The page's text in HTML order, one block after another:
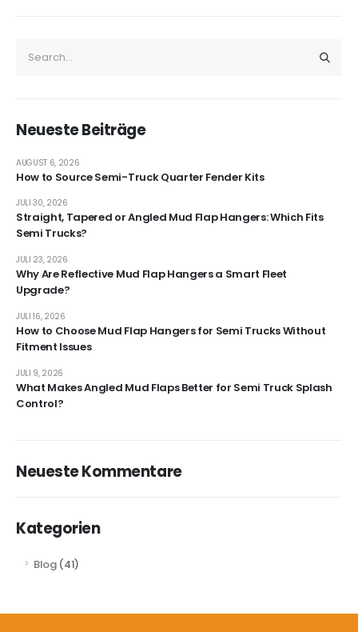
Neueste Beiträge
How to Source Semi-Truck Quarter Fender Kits
AUGUST 6, 2026
Straight, Tapered or Angled Mud Flap Hangers: Which Fits
Semi Trucks?
JULI 30, 2026
Why Are Reflective Mud Flap Hangers a Smart Fleet
Upgrade?
JULI 23, 2026
How to Choose Mud Flap Hangers for Semi Trucks Without
Fitment Issues
JULI 16, 2026
What Makes Angled Mud Flaps Better for Semi Truck Splash
Control?
JULI 9, 2026
Neueste Kommentare
Kategorien
Blog(41)